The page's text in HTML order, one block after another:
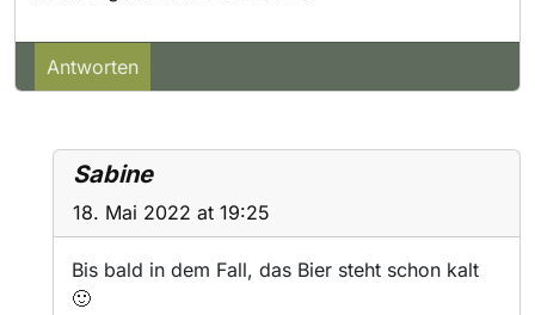
Antworten
Sabine
18. Mai 2022 at 19:25
Bis bald in dem Fall, das Bier steht schon kalt
🙂